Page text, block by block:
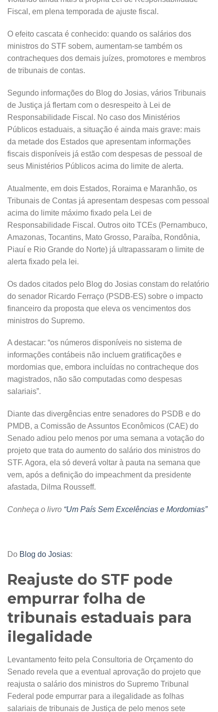
Fiscal, em plena temporada de ajuste fiscal.
O efeito cascata é conhecido: quando os salários dos
ministros do STF sobem, aumentam-se também os
contracheques dos demais juízes, promotores e membros
de tribunais de contas.
Segundo informações do Blog do Josias, vários Tribunais
de Justiça já flertam com o desrespeito à Lei de
Responsabilidade Fiscal. No caso dos Ministérios
Públicos estaduais, a situação é ainda mais grave: mais
da metade dos Estados que apresentam informações
fiscais disponíveis já estão com despesas de pessoal de
seus Ministérios Públicos acima do limite de alerta.
Atualmente, em dois Estados, Roraima e Maranhão, os
Tribunais de Contas já apresentam despesas com pessoal
acima do limite máximo fixado pela Lei de
Responsabilidade Fiscal. Outros oito TCEs (Pernambuco,
Amazonas, Tocantins, Mato Grosso, Paraíba, Rondônia,
Piauí e Rio Grande do Norte) já ultrapassaram o limite de
alerta fixado pela lei.
Os dados citados pelo Blog do Josias constam do relatório
do senador Ricardo Ferraço (PSDB-ES) sobre o impacto
financeiro da proposta que eleva os vencimentos dos
ministros do Supremo.
A destacar: “os números disponíveis no sistema de
informações contábeis não incluem gratificações e
mordomias que, embora incluídas no contracheque dos
magistrados, não são computadas como despesas
salariais”.
Diante das divergências entre senadores do PSDB e do
PMDB, a Comissão de Assuntos Econômicos (CAE) do
Senado adiou pelo menos por uma semana a votação do
projeto que trata do aumento do salário dos ministros do
STF. Agora, ela só deverá voltar à pauta na semana que
vem, após a definição do impeachment da presidente
afastada, Dilma Rousseff.
Conheça o livro “Um País Sem Excelências e Mordomias”
Do Blog do Josias:
Reajuste do STF pode
empurrar folha de
tribunais estaduais para
ilegalidade
Levantamento feito pela Consultoria de Orçamento do
Senado revela que a eventual aprovação do projeto que
reajusta o salário dos ministros do Supremo Tribunal
Federal pode empurrar para a ilegalidade as folhas
salariais de tribunais de Justiça de pelo menos sete